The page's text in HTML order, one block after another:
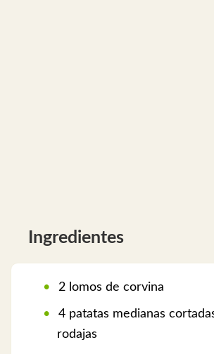
Ingredientes
2 lomos de corvina
4 patatas medianas
rodajas